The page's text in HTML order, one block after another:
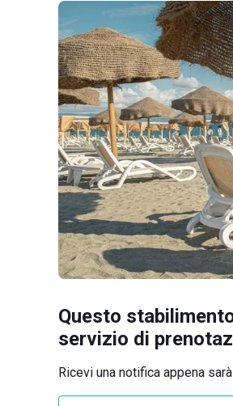
Questo
servizio di
Ricevi una notifica appena